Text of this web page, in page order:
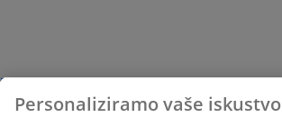
Personaliziramo vaše iskustvo